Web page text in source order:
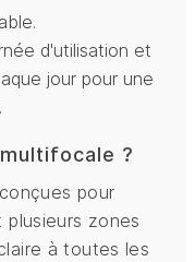
d'utilisation et
jour pour une
?
pour
zones
à toutes les